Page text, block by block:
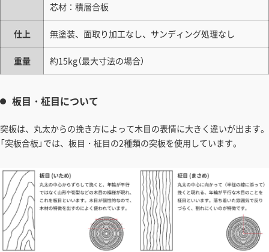
芯材：積層合板
仕上 無塗装、面取り加工なし、サンディング処理なし
重量 約15kg（最大寸法の場合）
板目・柾目について
突板は、丸太からの挽き方によって木目の表情に大きく違いが出ます。
「突板合板」では、板目・柾目の2種類の突板を使用しています。